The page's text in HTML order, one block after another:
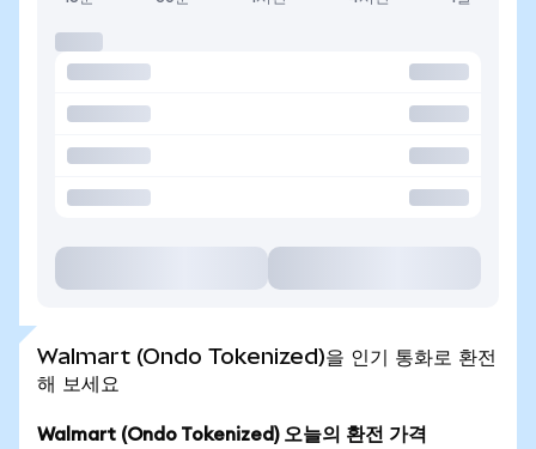
Walmart (Ondo Tokenized)을 인기 통화로 환전
해 보세요
Walmart (Ondo Tokenized) 오늘의 환전 가격